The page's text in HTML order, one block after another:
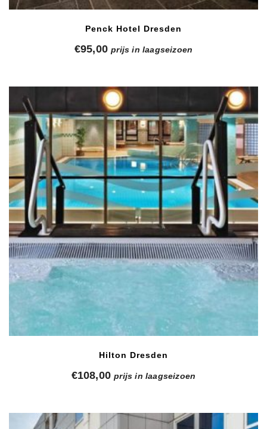
Penck Hotel Dresden
€95,00 prijs in laagseizoen
Hilton Dresden
€108,00 prijs in laagseizoen